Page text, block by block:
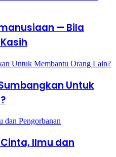
— Bila
Untuk Membantu Orang Lain?
Untuk
dan Pengorbanan
Ilmu dan